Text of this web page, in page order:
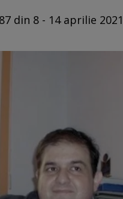
din 8 - 14 aprilie 2021